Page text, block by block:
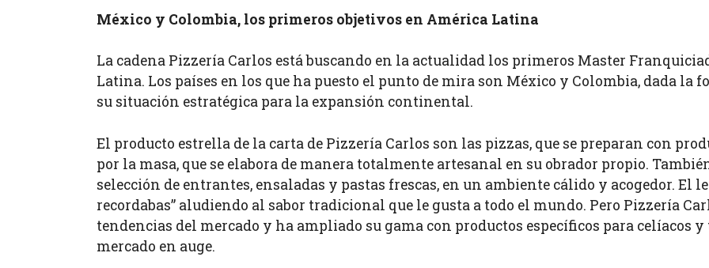
México y Colombia, los primeros objetivos en América Latina
La cadena Pizzería Carlos está buscando en la actualidad los primeros Master
Latina. Los países en los que ha puesto el punto de mira son México y Colombia, dada la
su situación estratégica para la expansión continental.
El producto estrella de la carta de Pizzería Carlos son las pizzas, que se preparan con
por la masa, que se elabora de manera totalmente artesanal en su obrador propio.
selección de entrantes, ensaladas y pastas frescas, en un ambiente cálido y acogedor. El
recordabas” aludiendo al sabor tradicional que le gusta a todo el mundo. Pero Pizzería
tendencias del mercado y ha ampliado su gama con productos específicos para celíacos
mercado en auge.